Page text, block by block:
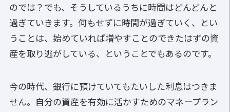
のでは？でも、そうしているうちに時間はどんどんと
過ぎていきます。何もせずに時間が過ぎていく、とい
うことは、始めていれば増やすことのできたはずの資
産を取り逃がしている、ということでもあるのです。
今の時代、銀行に預けていてもたいした利息はつきま
せん。自分の資産を有効に活かすためのマネープラン